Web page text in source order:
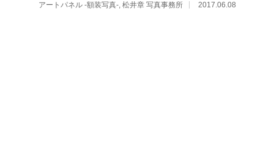
アートパネル -額装写真-, 松井章 写真事務所 2017.06.08